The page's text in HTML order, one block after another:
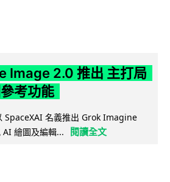
Image 2.0 推出 主打局
考功能
SpaceXAI 名義推出 Grok Imagine
繪圖及編輯...
閱讀全文